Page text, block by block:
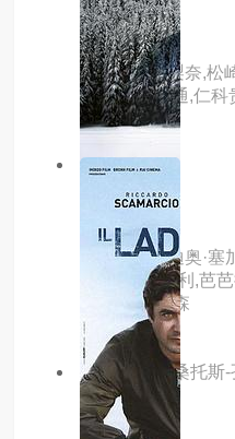
死亡寿司
主演：武田梨奈,松
贺贵匡,手塚通,仁科
3.0分 hd中字
索莱
主演：克劳迪奥·
斯卡,马可·费利,芭
亚诺·特雷维森
主演：切洛·桑托斯
亚,rans,rifol